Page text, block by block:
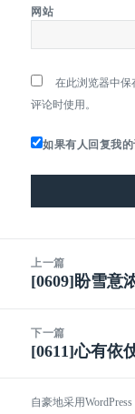
网站
在此浏览器中保
评论时使用。
如果有人回复我的
上一篇
上
文
章：
[0609]盼雪意
下一篇
下
文
[0611]心有依
自豪地采用WordPress